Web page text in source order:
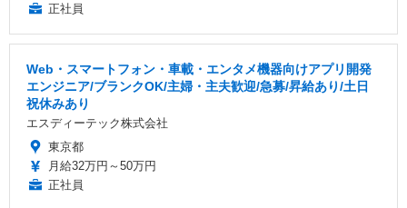
正社員
Web・スマートフォン・車載・エンタメ機器向けアプリ開発
エンジニア/ブランクOK/主婦・主夫歓迎/急募/昇給あり/土日
祝休みあり
エスディーテック株式会社
東京都
月給32万円～50万円
正社員